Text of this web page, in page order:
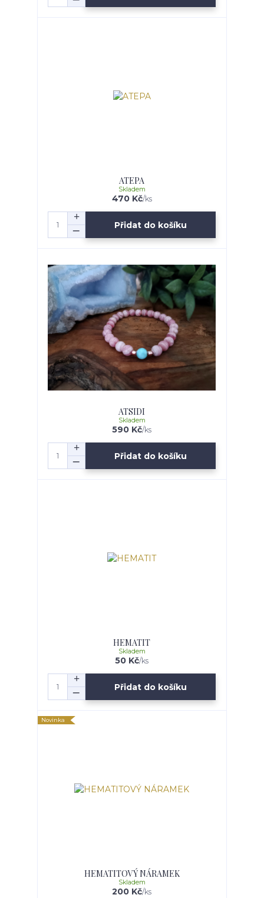
ATEPA
470 Kč/ks
Skladem
Přidat do košíku
ATSIDI
590 Kč/ks
Skladem
Přidat do košíku
HEMATIT
50 Kč/ks
Skladem
Přidat do košíku
Novinka
HEMATITOVÝ NÁRAMEK
200 Kč/ks
Skladem